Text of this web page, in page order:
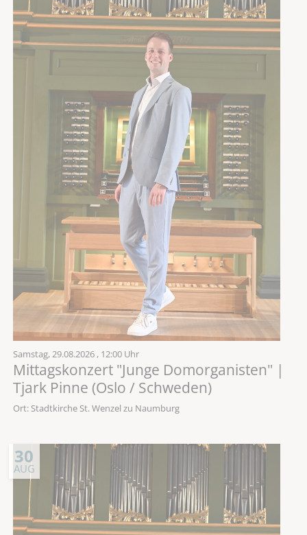
Samstag,29.08.2026 , 12:00 Uhr
Mittagskonzert "Junge Domorganisten" |
Tjark Pinne (Oslo / Schweden)
Ort: Stadtkirche St. Wenzel zu Naumburg
30
AUG